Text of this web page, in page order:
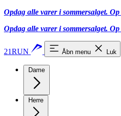
Opdag alle varer i sommersalget.
Opdag alle varer i sommersalget.
21RUN Åbn menu Luk
Dame
Herre